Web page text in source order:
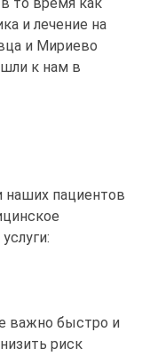
и лечение на
и Мириево
к нам в
наших пациентов
важно быстро и
риск